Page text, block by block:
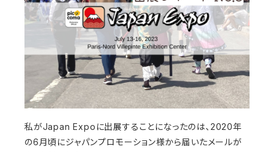
私がJapan Expoに出展することになったのは、2020年
の6月頃にジャパンプロモーション様から届いたメールが